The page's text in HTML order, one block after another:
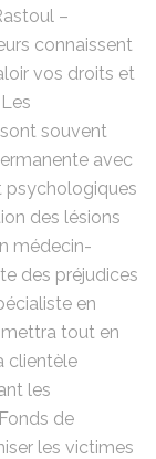
–
connaissent
vos droits et
souvent
avec
psychologiques
des lésions
médecin-
des préjudices
en
tout en
clientèle
les
de
les victimes